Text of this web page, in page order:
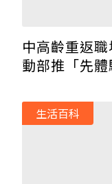
中高齡重返
動部推「先
生活百科